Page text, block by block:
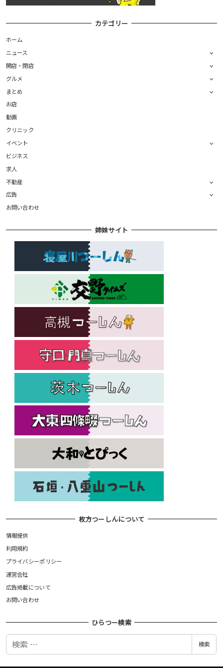
カテゴリー
ホーム
ニュース
開店・閉店
グルメ
まとめ
お店
動画
クリニック
イベント
ビジネス
求人
不動産
広告
お問い合わせ
姉妹サイト
枚方つーしんについて
情報提供
利用規約
プライバシーポリシー
運営会社
広告掲載について
お問い合わせ
ひらつー検索
検
検索